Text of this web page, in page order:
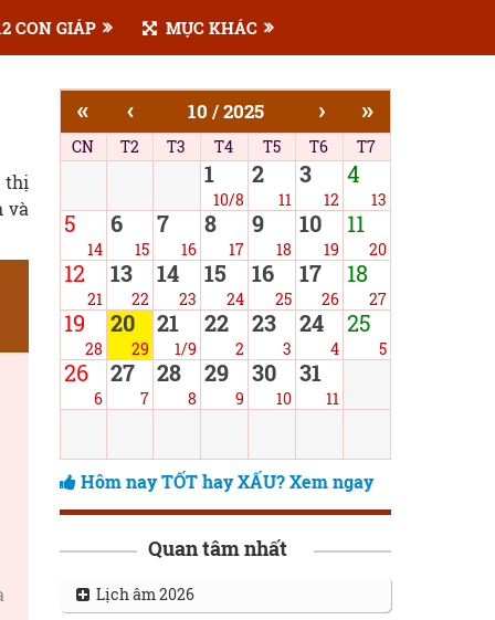
CON GIÁP MỤC KHÁC
thị
và
« ‹ 10 / 2025 › »
CN T2 T3 T4 T5 T6 T7
1
10/8
2
11
3
12
4
13
5
14
6
15
7
16
8
17
9
18
10
19
11
20
12
21
13
22
14
23
15
24
16
25
17
26
18
27
19
28
20
29
21
1/9
22
2
23
3
24
4
25
5
26
6
27
7
28
8
29
9
30
10
31
11
Hôm nay TỐT hay XẤU? Xem ngay
Quan tâm nhất
Lịch âm 2026